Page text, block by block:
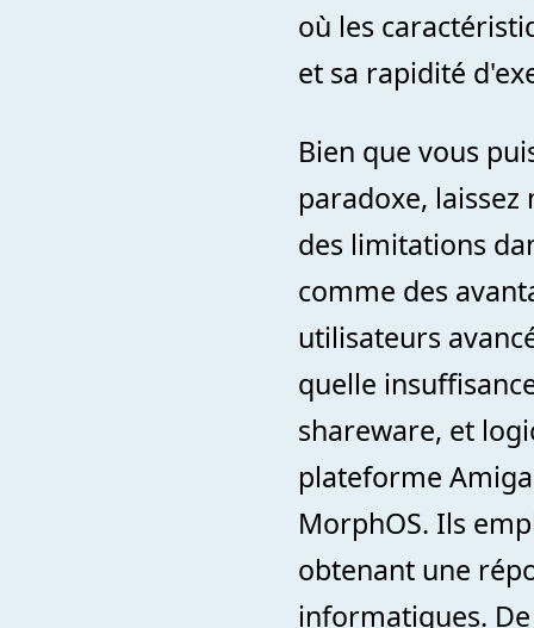
où les
et sa rapidité
Bien que vous
paradoxe,
des limitations
comme des
utilisateurs
quelle
shareware, et
plateforme
MorphOS. Ils
obtenant une
informatiques.